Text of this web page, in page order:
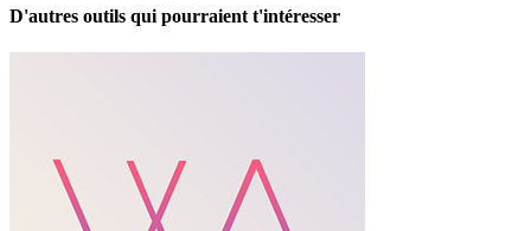
D'autres outils qui pourraient t'intéresser